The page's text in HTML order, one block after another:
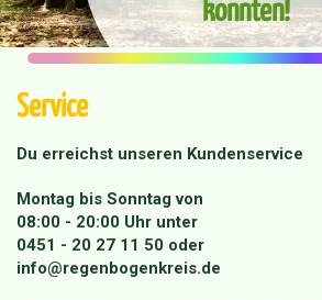
Service
Du erreichst unseren Kundenservice
Montag bis Sonntag von
08:00 - 20:00 Uhr unter
0451 - 20 27 11 50 oder
info@regenbogenkreis.de